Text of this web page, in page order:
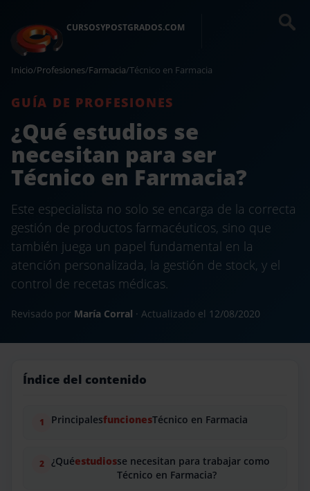
CURSOSYPOSTGRADOS.COM
Inicio/Profesiones/Farmacia/Técnico en Farmacia
GUÍA DE PROFESIONES
¿Qué estudios se
necesitan para ser
Técnico en Farmacia?
Este especialista no solo se encarga de la correcta
gestión de productos farmacéuticos, sino que
también juega un papel fundamental en la
atención personalizada, la gestión de stock, y el
control de recetas médicas.
Revisado por María Corral · Actualizado el 12/08/2020
Índice del contenido
PrincipalesfuncionesTécnico en Farmacia
¿Quéestudiosse necesitan para trabajar como
Técnico en Farmacia?